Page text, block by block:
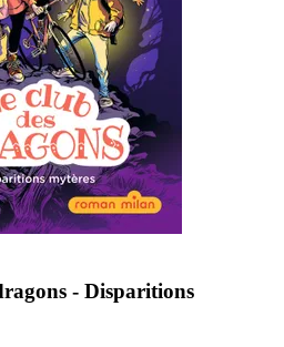
- Disparitions